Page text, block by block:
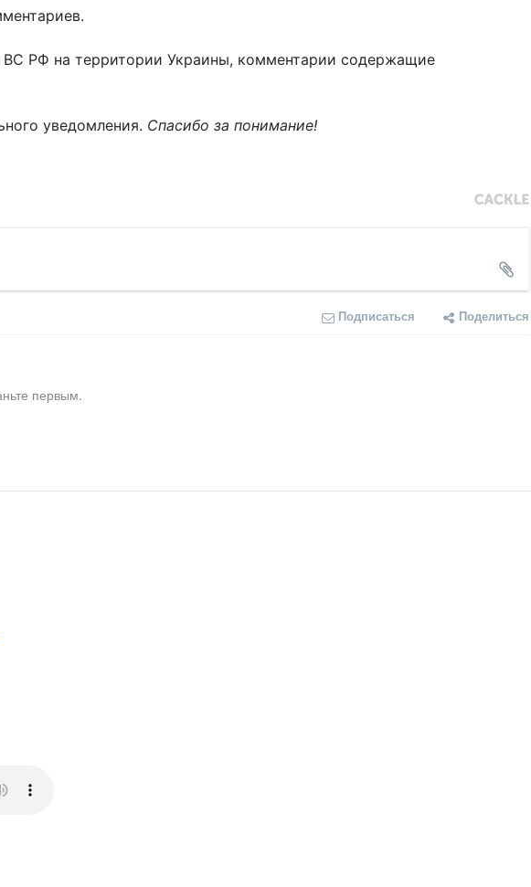
РФ на территории Украины, комментарии содержащие
уведомления. Спасибо за понимание!
Подписаться Поделиться
первым.